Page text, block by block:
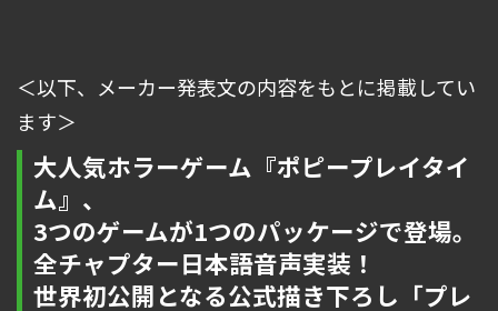
＜以下、メーカー発表文の内容をもとに掲載してい
ます＞
大人気ホラーゲーム『ポピープレイタイ
ム』、
3つのゲームが1つのパッケージで登場。
全チャプター日本語音声実装！
世界初公開となる公式描き下ろし「プレ